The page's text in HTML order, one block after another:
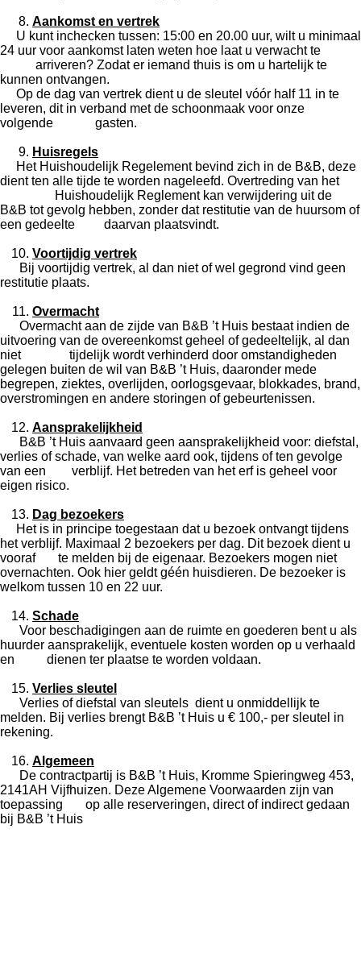
Aankomst en vertrek
U kunt inchecken tussen: 15:00 en 20.00 uur, wilt u minimaal
24 uur voor aankomst laten weten hoe laat u verwacht te
arriveren? Zodat er iemand thuis is om u hartelijk te
kunnen ontvangen.
Op de dag van vertrek dient u de sleutel vóór half 11 in te
leveren, dit in verband met de schoonmaak voor onze
volgende gasten.
Huisregels
Het Huishoudelijk Regelement bevind zich in de B&B, deze
dient ten alle tijde te worden nageleefd. Overtreding van het
Huishoudelijk Reglement kan verwijdering uit de
B&B tot gevolg hebben, zonder dat restitutie van de huursom of
een gedeelte daarvan plaatsvindt.
Voortijdig vertrek
Bij voortijdig vertrek, al dan niet of wel gegrond vind geen
restitutie plaats.
Overmacht
Overmacht aan de zijde van B&B ’t Huis bestaat indien de
uitvoering van de overeenkomst geheel of gedeeltelijk, al dan
niet tijdelijk wordt verhinderd door omstandigheden
gelegen buiten de wil van B&B ’t Huis, daaronder mede
begrepen, ziektes, overlijden, oorlogsgevaar, blokkades, brand,
overstromingen en andere storingen of gebeurtenissen.
Aansprakelijkheid
B&B ’t Huis aanvaard geen aansprakelijkheid voor: diefstal,
verlies of schade, van welke aard ook, tijdens of ten gevolge
van een verblijf. Het betreden van het erf is geheel voor
eigen risico.
Dag bezoekers
Het is in principe toegestaan dat u bezoek ontvangt tijdens
het verblijf. Maximaal 2 bezoekers per dag. Dit bezoek dient u
vooraf te melden bij de eigenaar. Bezoekers mogen niet
overnachten. Ook hier geldt géén huisdieren. De bezoeker is
welkom tussen 10 en 22 uur.
Schade
Voor beschadigingen aan de ruimte en goederen bent u als
huurder aansprakelijk, eventuele kosten worden op u verhaald
en dienen ter plaatse te worden voldaan.
Verlies sleutel
Verlies of diefstal van sleutels dient u onmiddellijk te
melden. Bij verlies brengt B&B ’t Huis u € 100,- per sleutel in
rekening.
Algemeen
De contractpartij is B&B ’t Huis, Kromme Spieringweg 453,
2141AH Vijfhuizen. Deze Algemene Voorwaarden zijn van
toepassing op alle reserveringen, direct of indirect gedaan
bij B&B ’t Huis